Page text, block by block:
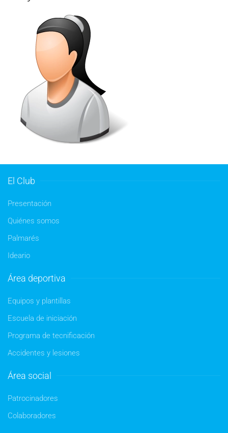
El Club
Presentación
Quiénes somos
Palmarés
Ideario
Área deportiva
Equipos y plantillas
Escuela de iniciación
Programa de tecnificación
Accidentes y lesiones
Área social
Patrocinadores
Colaboradores